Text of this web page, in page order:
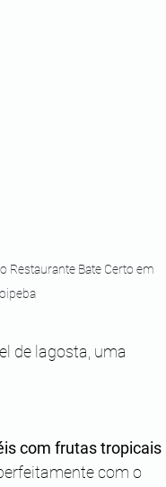
Restaurante Bate Certo em
de lagosta, uma
com frutas tropicais
com o